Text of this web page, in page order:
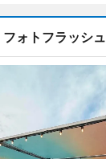
フォトフラッシュ